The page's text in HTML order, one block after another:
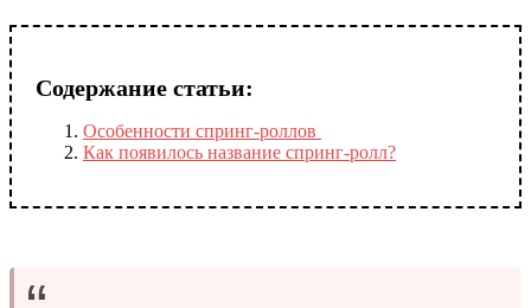
Содержание статьи:
Особенности спринг-роллов
Как появилось название спринг-ролл?